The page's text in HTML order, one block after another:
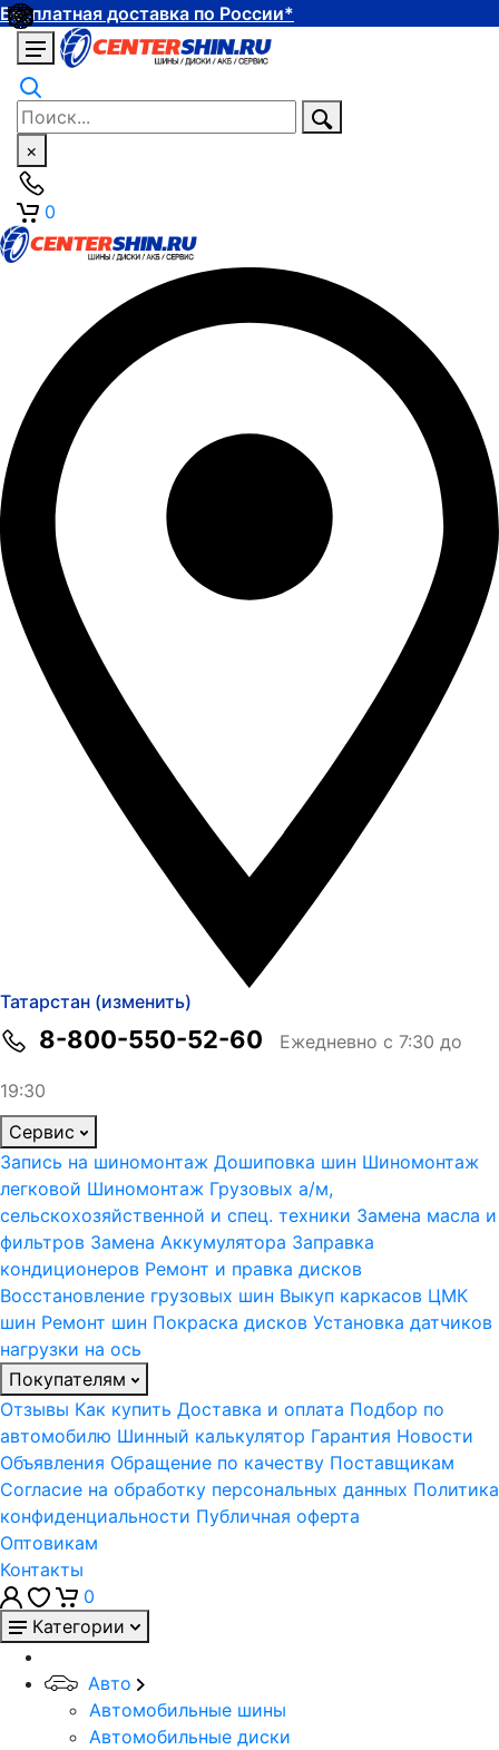
Бесплатная доставка по России*
×
0
Татарстан (изменить)
8-800-550-52-60 Ежедневно с 7:30 до
19:30
Сервис
Запись на шиномонтаж Дошиповка шин Шиномонтаж
легковой Шиномонтаж Грузовых а/м,
сельскохозяйственной и спец. техники Замена масла и
фильтров Замена Аккумулятора Заправка
кондиционеров Ремонт и правка дисков
Восстановление грузовых шин Выкуп каркасов ЦМК
шин Ремонт шин Покраска дисков Установка датчиков
нагрузки на ось
Покупателям
Отзывы Как купить Доставка и оплата Подбор по
автомобилю Шинный калькулятор Гарантия Новости
Объявления Обращение по качеству Поставщикам
Согласие на обработку персональных данных Политика
конфиденциальности Публичная оферта
Оптовикам
Контакты
0
Категории
Авто
Автомобильные шины
Автомобильные диски